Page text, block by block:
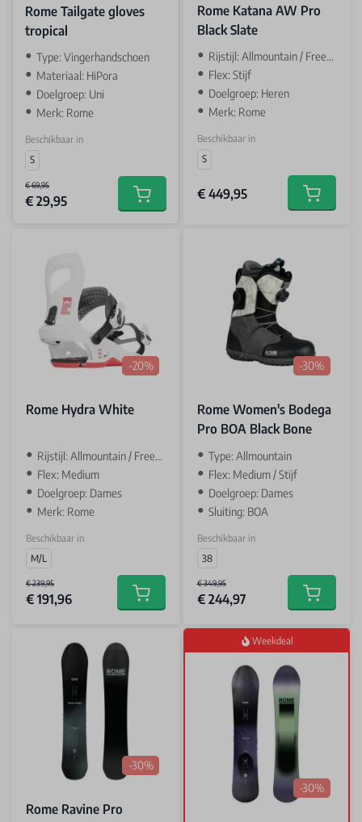
Rome Tailgate gloves
tropical
Type: Vingerhandschoen
Materiaal: HiPora
Doelgroep: Uni
Merk: Rome
Beschikbaar in
S
€ 69,95
€ 29,95 Add to cart
Rome Katana AW Pro
Black Slate
Rijstijl: Allmountain / Freeride
Flex: Stijf
Doelgroep: Heren
Merk: Rome
Beschikbaar in
S
€ 449,95 Add to
-20%
Rome Hydra White
Rijstijl: Allmountain / Freestyle
Flex: Medium
Doelgroep: Dames
Merk: Rome
Beschikbaar in
M/L
€ 239,95
€ 191,96 Add to cart
-30%
Rome Women's Bodega
Pro BOA Black Bone
‌Type: Allmountain
Flex: Medium / Stijf
Doelgroep: Dames
Sluiting: BOA
Beschikbaar in
38
€ 349,95
€ 244,97 Add to
-30%
Rome Ravine Pro
Weekdeal
-30%